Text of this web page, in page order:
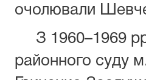
очолювали
З 1960–1969
районного суду